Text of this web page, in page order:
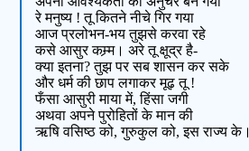
रे मनुष्य ! तू कितने नीचे गिर गया
आज प्रलोभन-भय तुझसे करवा रहे
कसे आसुर कम्र्म। अरे तू क्षूद्र है-
क्या इतना? तुझ पर सब शासन कर सके
और धर्म की छाप लगाकर मूढ़ तू !
फँसा आसुरी माया में, हिंसा जगी
अथवा अपने पुरोहितों के मान की
ऋषि वसिष्ठ को, गुरुकुल को, इस राज्य के।